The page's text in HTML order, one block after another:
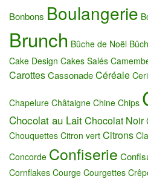
Bonbons Boulangerie
Brunch Bûche de Noël
Cake Design Cakes Salés
CarottesCassonadeCéréale
Chapelure Châtaigne Chine Chips
Chocolat au LaitChocolat Noir
Chouquettes Citron vert Citrons
Concorde Confiserie
Cornflakes Courge Courgettes